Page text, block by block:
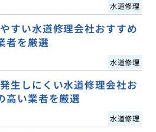
水道修理
すい水道修理会社おすすめ
者を厳選
水道修理
生しにくい水道修理会社お
高い業者を厳選
水道修理